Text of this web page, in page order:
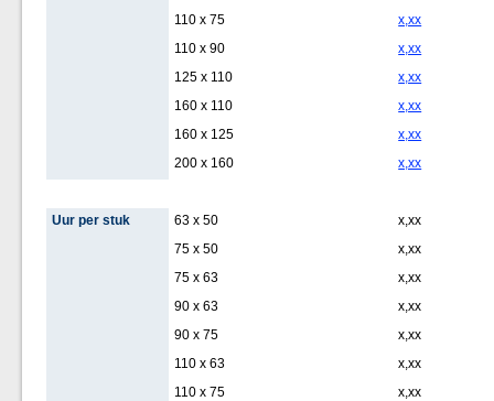
110 x 75
x,xx
110 x 90
x,xx
125 x 110
x,xx
160 x 110
x,xx
160 x 125
x,xx
200 x 160
x,xx
Uur per stuk 63 x 50
x,xx
75 x 50
x,xx
75 x 63
x,xx
90 x 63
x,xx
90 x 75
x,xx
110 x 63
x,xx
110 x 75
x,xx